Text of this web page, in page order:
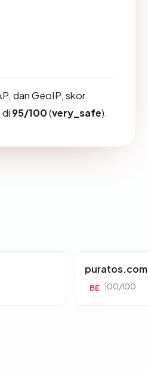
dan GeoIP, skor
di 95/100(very_safe).
puratos.com
BE 100/100